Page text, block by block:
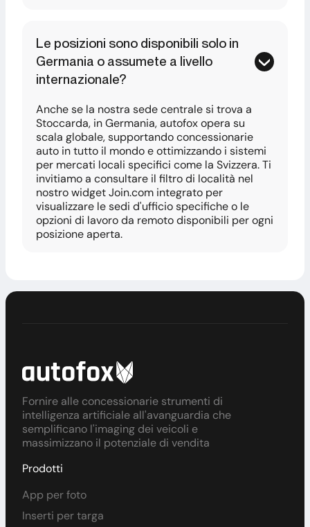
Le posizioni sono disponibili solo in
Germania o assumete a livello
internazionale?
Anche se la nostra sede centrale si trova a
Stoccarda, in Germania, autofox opera su
scala globale, supportando concessionarie
auto in tutto il mondo e ottimizzando i sistemi
per mercati locali specifici come la Svizzera. Ti
invitiamo a consultare il filtro di località nel
nostro widget Join.com integrato per
visualizzare le sedi d'ufficio specifiche o le
opzioni di lavoro da remoto disponibili per ogni
posizione aperta.
Fornire alle concessionarie strumenti di
intelligenza artificiale all'avanguardia che
semplificano l'imaging dei veicoli e
massimizzano il potenziale di vendita
Prodotti
App per foto
Inserti per targa